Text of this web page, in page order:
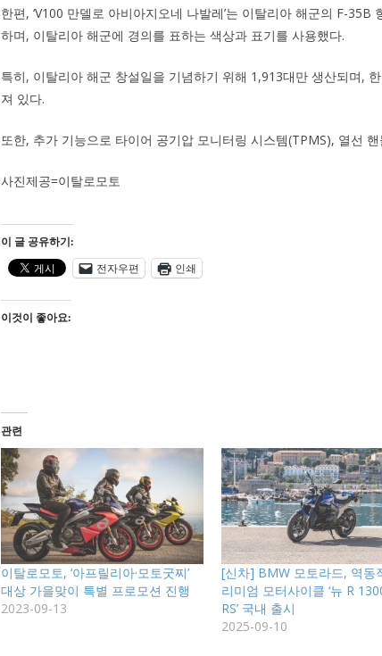
한편, ‘V100 만델로 아비아지오네 나발레’는 이탈리아 해군의 F-
하며, 이탈리아 해군에 경의를 표하는 색상과 표기를 사용했다.
특히, 이탈리아 해군 창설일을 기념하기 위해 1,913대만 생산되며,
져 있다.
또한, 추가 기능으로 타이어 공기압 모니터링 시스템(TPMS), 열선
사진제공=이탈로모토
이 글 공유하기:
전자우편
인쇄
이것이 좋아요:
관련
이탈로모토, ‘아프릴리아·모토굿찌’
대상 가을맞이 특별 프로모션 진행
2023-09-13
[신차] BMW 모토라드, 역동
리미엄 모터사이클 ‘뉴 R
RS’ 국내 출시
2025-09-10